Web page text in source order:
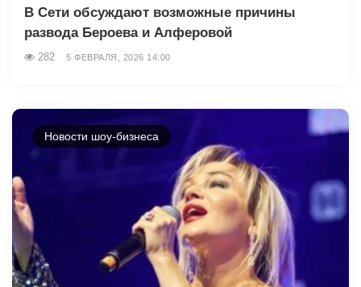
В Сети обсуждают возможные причины
развода Бероева и Алферовой
282 5 ФЕВРАЛЯ, 2026 14:00
Новости шоу-бизнеса